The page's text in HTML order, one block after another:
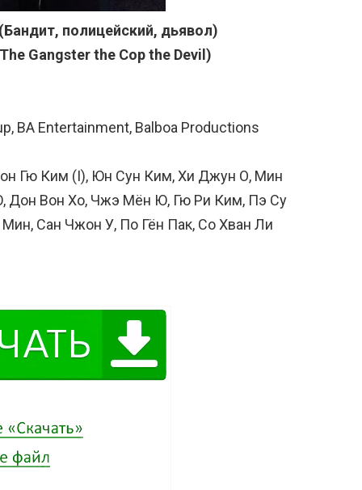
полицейский, дьявол)
Gangster the Cop the Devil)
BA Entertainment, Balboa Productions
Гю Ким (I), Юн Сун Ким, Хи Джун О, Мин
Дон Вон Хо, Чжэ Мён Ю, Гю Ри Ким, Пэ Су
Сан Чжон У, По Гён Пак, Со Хван Ли